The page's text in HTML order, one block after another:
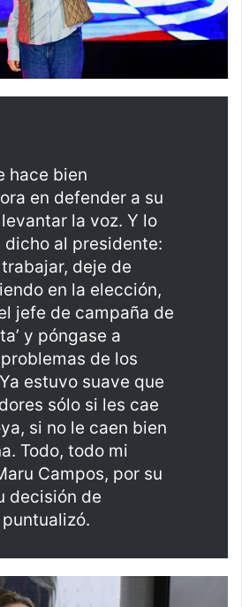
hace bien
en defender a su
la voz. Y lo
dicho al presidente:
deje de
en la elección,
jefe de campaña de
y póngase a
de los
estuvo suave que
sólo si les cae
si no le caen bien
Todo, todo mi
Campos, por su
decisión de
puntualizó.